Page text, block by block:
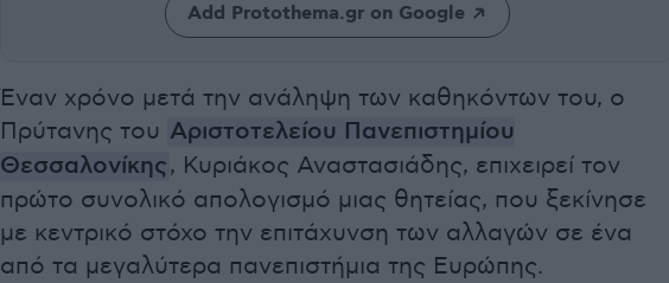
Add Protothema.gr on Google
Έναν χρόνο μετά την ανάληψη των καθηκόντων του, ο
Πρύτανης του Αριστοτελείου Πανεπιστημίου
Θεσσαλονίκης, Κυριάκος Αναστασιάδης, επιχειρεί τον
πρώτο συνολικό απολογισμό μιας θητείας, που ξεκίνησε
με κεντρικό στόχο την επιτάχυνση των αλλαγών σε ένα
από τα μεγαλύτερα πανεπιστήμια της Ευρώπης.